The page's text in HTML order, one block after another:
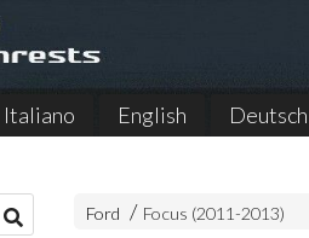
Italiano English Deutsch
Ford Focus (2011-2013)